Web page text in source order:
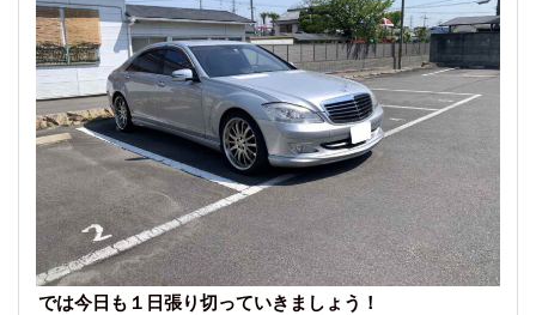
では今日も１日張り切っていきましょう！